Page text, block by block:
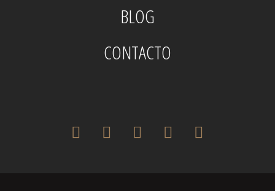
BLOG
CONTACTO
twitter facebookpinterestinstagram
houzz